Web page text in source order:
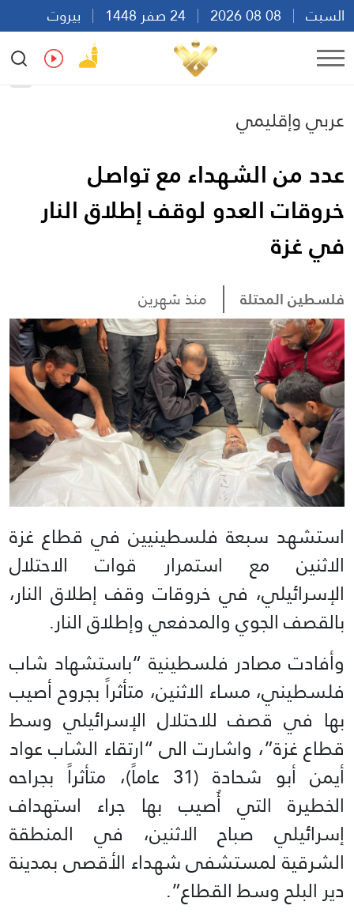
السبت
بيروت
18:53
Ar
عربي وإقليمي
عدد من الشهداء مع تواصل
خروقات العدو لوقف إطلاق النار
في غزة
فلسطين المحتلة منذ شهرين
استشهد سبعة فلسطينيين في قطاع غزة
الاثنين مع استمرار قوات الاحتلال
الإسرائيلي، في خروقات وقف إطلاق النار،
بالقصف الجوي والمدفعي وإطلاق النار.
وأفادت مصادر فلسطينية “باستشهاد شاب
فلسطيني، مساء الاثنين، متأثراً بجروح أصيب
بها في قصف للاحتلال الإسرائيلي وسط
قطاع غزة”، واشارت الى “ارتقاء الشاب عواد
أيمن أبو شحادة (31 عاماً)، متأثراً بجراحه
الخطيرة التي أُصيب بها جراء استهداف
إسرائيلي صباح الاثنين، في المنطقة
الشرقية لمستشفى شهداء الأقصى بمدينة
دير البلح وسط القطاع”.